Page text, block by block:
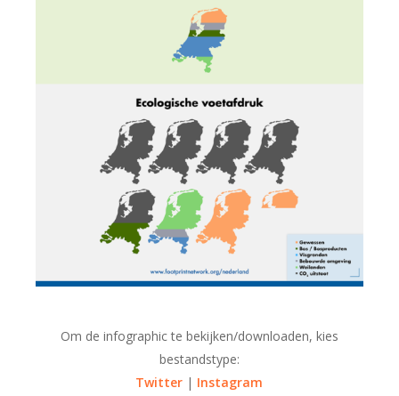
Om de infographic te bekijken/downloaden, kies
bestandstype:
Twitter | Instagram